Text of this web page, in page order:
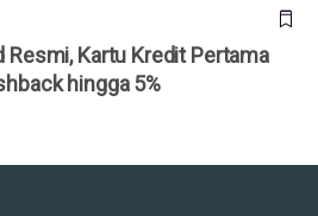
Resmi, Kartu Kredit Pertama
hingga 5%